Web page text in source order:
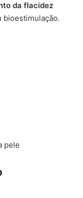
da flacidez
bioestimulação.
pele